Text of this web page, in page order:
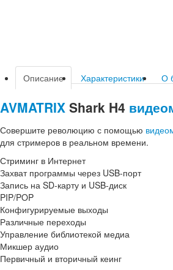
Описание Характеристики О
AVMATRIX Shark H4
Совершите революцию с помощью
для стримеров в реальном времени.
Стриминг в Интернет
Захват программы через USB-порт
Запись на SD-карту и USB-диск
PIP/POP
Конфигурируемые выходы
Различные переходы
Управление библиотекой медиа
Микшер аудио
Первичный и вторичный кеинг